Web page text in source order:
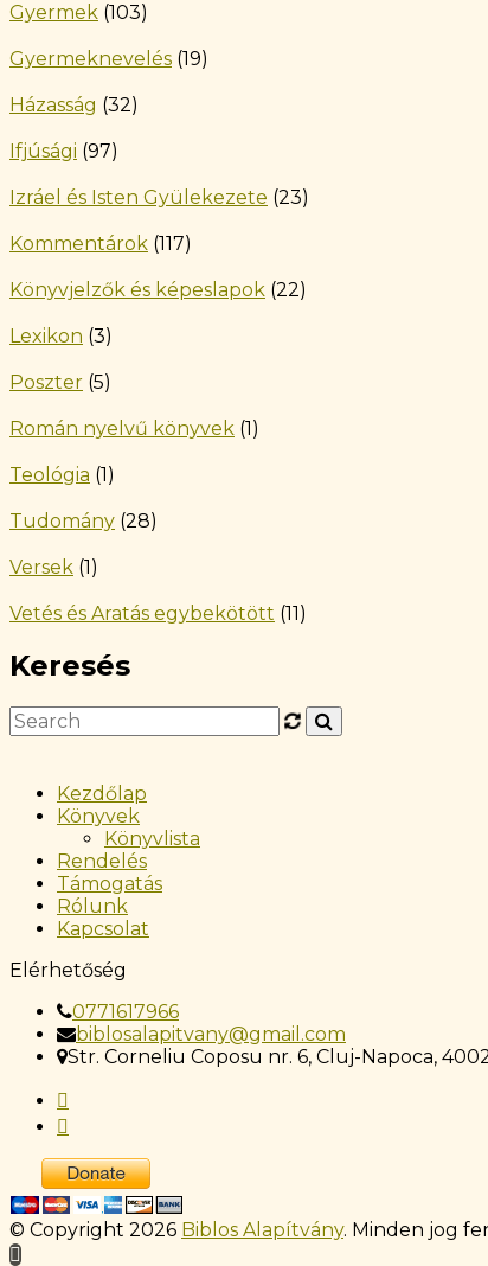
Gyermek (103)
Gyermeknevelés (19)
Házasság (32)
Ifjúsági (97)
Izráel és Isten Gyülekezete (23)
Kommentárok (117)
Könyvjelzők és képeslapok (22)
Lexikon (3)
Poszter (5)
Román nyelvű könyvek (1)
Teológia (1)
Tudomány (28)
Versek (1)
Vetés és Aratás egybekötött (11)
Keresés
Kezdőlap
Könyvek
Könyvlista
Rendelés
Támogatás
Rólunk
Kapcsolat
Elérhetőség
0771617966
biblosalapitvany@gmail.com
Str. Corneliu Coposu nr. 6, Cluj-Napoca,
© Copyright 2026 Biblos Alapítvány. Minden jog